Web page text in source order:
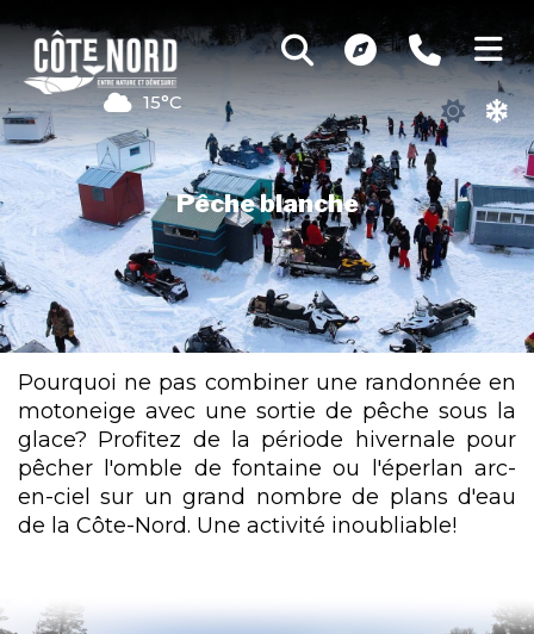
15°C
Pêche blanche
Pourquoi ne pas combiner une randonnée en
motoneige avec une sortie de pêche sous la
glace? Profitez de la période hivernale pour
pêcher l'omble de fontaine ou l'éperlan arc-
en-ciel sur un grand nombre de plans d'eau
de la Côte-Nord. Une activité inoubliable!